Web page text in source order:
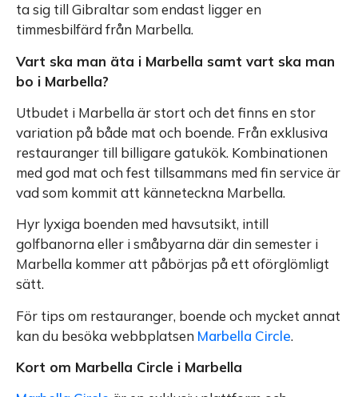
ta sig till Gibraltar som endast ligger en
timmesbilfärd från Marbella.
Vart ska man äta i Marbella samt vart ska man
bo i Marbella?
Utbudet i Marbella är stort och det finns en stor
variation på både mat och boende. Från exklusiva
restauranger till billigare gatukök. Kombinationen
med god mat och fest tillsammans med fin service är
vad som kommit att känneteckna Marbella.
Hyr lyxiga boenden med havsutsikt, intill
golfbanorna eller i småbyarna där din semester i
Marbella kommer att påbörjas på ett oförglömligt
sätt.
För tips om restauranger, boende och mycket annat
kan du besöka webbplatsen Marbella Circle.
Kort om Marbella Circle i Marbella